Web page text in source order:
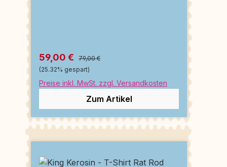
59,00 €
79,00 €
(25.32% gespart)
Preise inkl. MwSt. zzgl. Versandkosten
Zum Artikel